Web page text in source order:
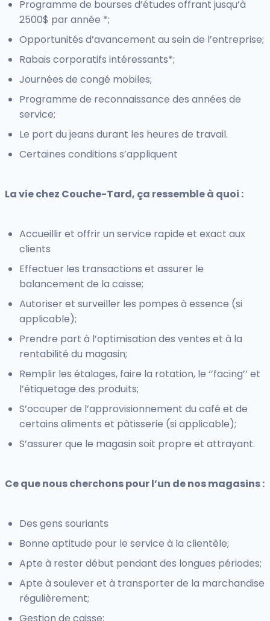
Programme de bourses d’études offrant jusqu’à
2500$ par année *;
Opportunités d’avancement au sein de l’entreprise;
Rabais corporatifs intéressants*;
Journées de congé mobiles;
Programme de reconnaissance des années de
service;
Le port du jeans durant les heures de travail.
Certaines conditions s’appliquent
La vie chez Couche-Tard, ça ressemble à quoi :
Accueillir et offrir un service rapide et exact aux
clients
Effectuer les transactions et assurer le
balancement de la caisse;
Autoriser et surveiller les pompes à essence (si
applicable);
Prendre part à l’optimisation des ventes et à la
rentabilité du magasin;
Remplir les étalages, faire la rotation, le ‘’facing’’ et
l’étiquetage des produits;
S’occuper de l’approvisionnement du café et de
certains aliments et pâtisserie (si applicable);
S’assurer que le magasin soit propre et attrayant.
Ce que nous cherchons pour l’un de nos magasins :
Des gens souriants
Bonne aptitude pour le service à la clientèle;
Apte à rester début pendant des longues périodes;
Apte à soulever et à transporter de la marchandise
régulièrement;